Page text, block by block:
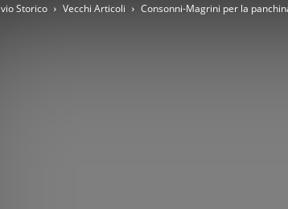
Storico Vecchi Articoli Consonni-Magrini per la